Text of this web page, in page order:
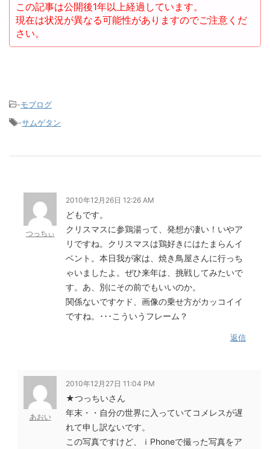
この記事は公開後1年以上経過しています。
現在は状況が異なる可能性がありますのでご注意くだ
さい。
-モブログ
-サムゲタン
つっちぃ
2010年12月26日 12:26 AM
どもです。
クリスマスに参鶏湯って、発想が凄い！いやア
リですね。クリスマスは鶏好きにはたまらんイ
ベント。本日我が家は、焼き鳥屋さんに行っち
ゃいましたよ。ぜひ来年は、挑戦してみたいで
す。あ、別にその前でもいいのか。
関係ないですケド、画像の乗せ方がカッコイイ
ですね。･･･こういうフレーム？
返信
あおい
2010年12月27日 11:04 PM
★つっちいさん
年末・・自分の世界に入っていてコメレスが遅
れて申し訳ないです。
この写真ですけど、ｉPhoneで撮った写真をア